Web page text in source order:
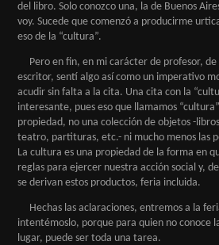
del libro. Solo conozco una, la de Buenos
voy. Sucede que comenzó a producirme
eso de la “cultura”.
Pero en fin, en mi carácter de profesor, de
escritor, sentí algo así como un imperativo
acudir sin falta a la cita. Una cita con la
interesante, pues eso que llamamos
propiedad, no una colección de objetos -
teatro, partituras, etc.- ni mucho menos las
La cultura es una propiedad de la forma en
reglas para ejercer nuestra acción social y,
se derivan estos productos, feria incluida.
Hechas las aclaraciones, entremos a la
intentémoslo, porque para quien no conoce
lugar, puede ser toda una tarea.